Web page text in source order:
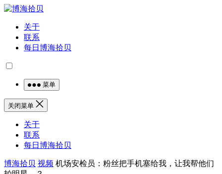
关于
联系
每日博海拾贝
菜单
关闭菜单
关于
联系
每日博海拾贝
博海拾贝 视频 机场安检员：粉丝把手机塞给我，让我帮他们